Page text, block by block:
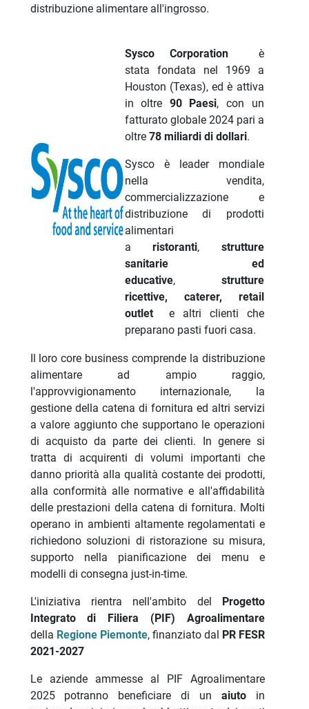
distribuzione alimentare all'ingrosso.
Sysco Corporation è
stata fondata nel 1969 a
Houston (Texas), ed è attiva
in oltre 90 Paesi, con un
fatturato globale 2024 pari a
oltre 78 miliardi di dollari.
Sysco è leader mondiale
nella vendita,
commercializzazione e
distribuzione di prodotti
alimentari
aristoranti, strutture
sanitarie ed
educative, strutture
ricettive, caterer, retail
outlet
e altri clienti che
preparano pasti fuori casa.
Il loro core business comprende la distribuzione
alimentare ad ampio raggio,
l'approvvigionamento internazionale, la
gestione della catena di fornitura ed altri servizi
a valore aggiunto che supportano le operazioni
di acquisto da parte dei clienti. In genere si
tratta di acquirenti di volumi importanti che
danno priorità alla qualità costante dei prodotti,
alla conformità alle normative e all'affidabilità
delle prestazioni della catena di fornitura. Molti
operano in ambienti altamente regolamentati e
richiedono soluzioni di ristorazione su misura,
supporto nella pianificazione dei menu e
modelli di consegna just-in-time.
L'iniziativa rientra nell'ambito del
Progetto
Integrato di Filiera (PIF) Agroalimentare
della Regione Piemonte, finanziato dal
PR FESR
2021-2027
Le aziende ammesse al PIF Agroalimentare
2025 potranno beneficiare di unaiuto in